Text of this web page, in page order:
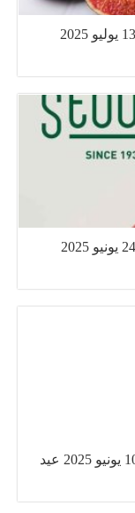
عروض سعودى ماركت من 30 يونيو حتى 13 يوليو 2025
عروض سعودى ماركت من 17 يونيو حتى 24 يونيو 2025
عروض سعودى ماركت من 25 مايو حتى 10 يونيو 2025 عيد